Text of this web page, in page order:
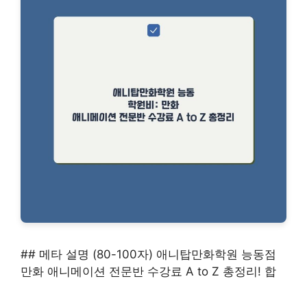
## 메타 설명 (80-100자) 애니탑만화학원 능동점
만화 애니메이션 전문반 수강료 A to Z 총정리! 합